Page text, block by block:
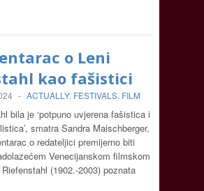
o Leni
kao fašistici
- ACTUALLY, FESTIVALS, FILM
bila je ‘potpuno uvjerena fašistica i
smatra Sandra Maischberger,
o redateljici premijerno biti
Venecijanskom filmskom
(1902.-2003) poznata